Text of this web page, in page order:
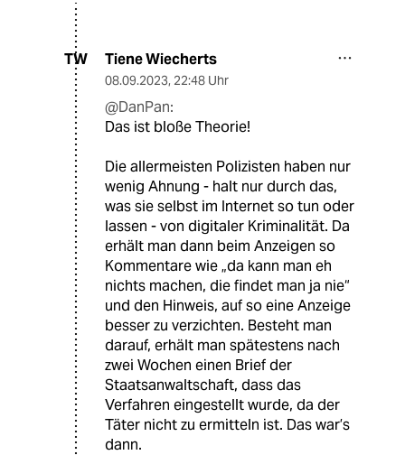
TW Tiene Wiecherts
08.09.2023, 22:48 Uhr
@DanPan:
Das ist bloße Theorie!
Die allermeisten Polizisten haben nur
wenig Ahnung - halt nur durch das,
was sie selbst im Internet so tun oder
lassen - von digitaler Kriminalität. Da
erhält man dann beim Anzeigen so
Kommentare wie „da kann man eh
nichts machen, die findet man ja nie“
und den Hinweis, auf so eine Anzeige
besser zu verzichten. Besteht man
darauf, erhält man spätestens nach
zwei Wochen einen Brief der
Staatsanwaltschaft, dass das
Verfahren eingestellt wurde, da der
Täter nicht zu ermitteln ist. Das war’s
dann.